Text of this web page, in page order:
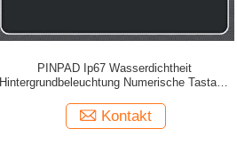
PINPAD Ip67 Wasserdichtheit
Hintergrundbeleuchtung Numerische Tastatur
Kontakt